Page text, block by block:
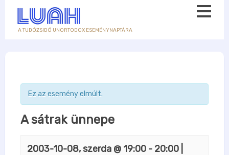
A TUDÓZSIDÓ UNORTODOX ESEMÉNYNAPTÁRA
Ez az esemény elmúlt.
A sátrak ünnepe
2003-10-08, szerda @ 19:00 - 20:00